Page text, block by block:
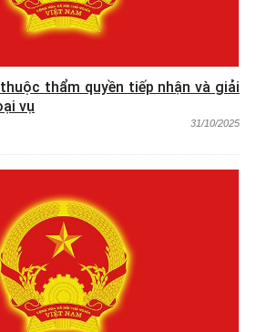
thẩm quyền tiếp nhận và giải
vụ
31/10/2025